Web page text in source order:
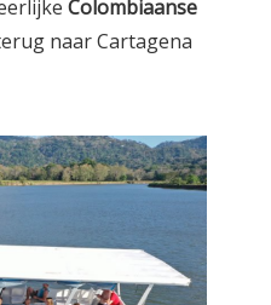
Colombiaanse
naar Cartagena